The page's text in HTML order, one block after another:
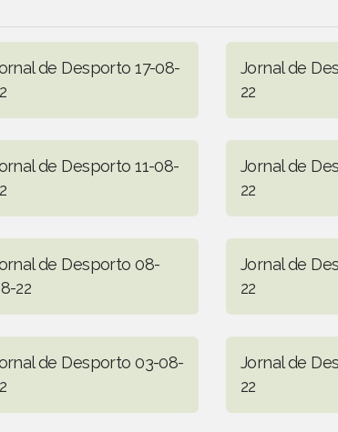
de Desporto 17-08-
Jornal de
22
de Desporto 11-08-
Jornal de
22
de Desporto 08-
22
Jornal de
22
de Desporto 03-08-
Jornal de
22